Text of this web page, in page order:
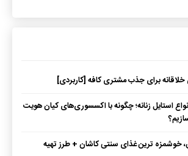
استایل زنانه؛ چگونه با اکسسوری‌های کیان هویت
خوشمزه ترین غذای سنتی کاشان + طرز تهیه